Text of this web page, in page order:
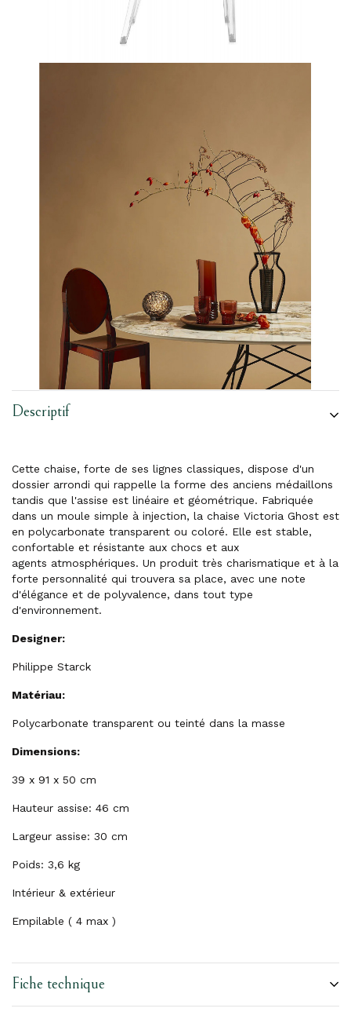
Descriptif
Cette chaise, forte de ses lignes classiques, dispose d'un
dossier arrondi qui rappelle la forme des anciens médaillons
tandis que l'assise est linéaire et géométrique. Fabriquée
dans un moule simple à injection, la chaise Victoria Ghost est
en polycarbonate transparent ou coloré. Elle est stable,
confortable et résistante aux chocs et aux
agents atmosphériques. Un produit très charismatique et à la
forte personnalité qui trouvera sa place, avec une note
d'élégance et de polyvalence, dans tout type
d'environnement.
Designer:
Philippe Starck
Matériau:
Polycarbonate transparent ou teinté dans la masse
Dimensions:
39 x 91 x 50 cm
Hauteur assise: 46 cm
Largeur assise: 30 cm
Poids: 3,6 kg
Intérieur & extérieur
Empilable ( 4 max )
Fiche technique